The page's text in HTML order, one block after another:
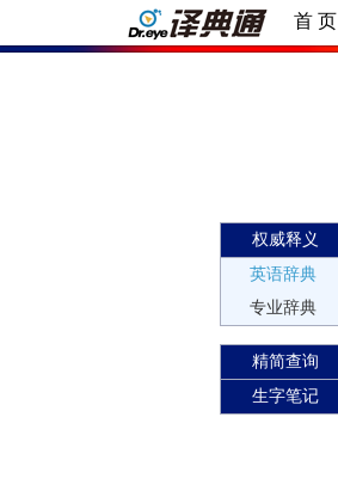
首 页
权威释义
英语辞典
专业辞典
精简查询
生字笔记